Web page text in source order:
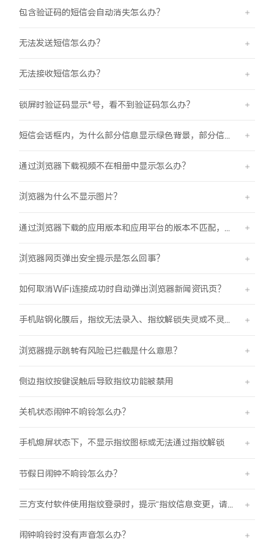
包含验证码的短信会自动消失怎么办？
无法发送短信怎么办？
无法接收短信怎么办？
锁屏时验证码显示*号，看不到验证码怎么办？
通过浏览器下载视频不在相册中显示怎么办？
浏览器为什么不显示图片？
浏览器网页弹出安全提示是怎么回事？
如何取消WiFi连接成功时自动弹出浏览器新闻资讯页？
手机贴钢化膜后，指纹无法录入、指纹解锁失灵或不灵敏。
浏览器提示跳转有风险已拦截是什么意思？
侧边指纹按键误触后导致指纹功能被禁用
关机状态闹钟不响铃怎么办？
手机熄屏状态下，不显示指纹图标或无法通过指纹解锁
节假日闹钟不响铃怎么办？
闹钟响铃时没有声音怎么办？